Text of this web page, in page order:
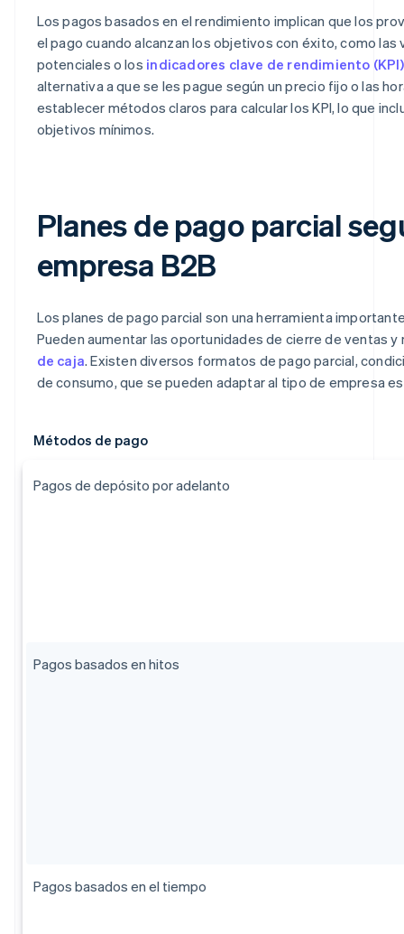
Los pagos basados en el rendimiento implican que los
el pago cuando alcanzan los objetivos con éxito, como las
potenciales o los indicadores clave de rendimiento (KPI)
alternativa a que se les pague según un precio fijo o las
establecer métodos claros para calcular los KPI, lo que
objetivos mínimos.
Planes de pago parcial
empresa B2B
Los planes de pago parcial son una herramienta
Pueden aumentar las oportunidades de cierre de ventas
de caja. Existen diversos formatos de pago parcial,
de consumo, que se pueden adaptar al tipo de empresa
Métodos de pago
Pagos de depósito por adelanto
Pagos basados en hitos
Pagos basados en el tiempo